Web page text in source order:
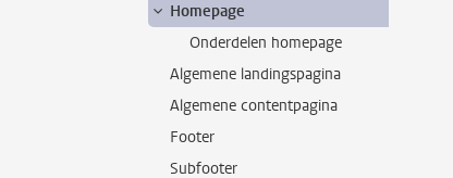
Homepage
Onderdelen homepage
Algemene landingspagina
Algemene contentpagina
Footer
Subfooter